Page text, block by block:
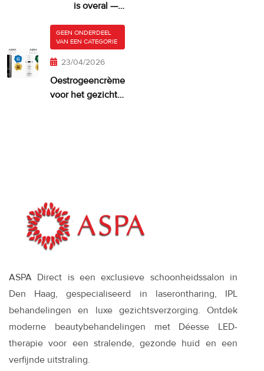
is overal —
je huid er
misschien
te veel van?
GEEN ONDERDEEL
VAN EEN CATEGORIE
23/04/2026
Oestrogeencrème
voor het gezicht:
ASPA Direct is een exclusieve schoonheidssalon in
Den Haag, gespecialiseerd in laserontharing, IPL
behandelingen en luxe gezichtsverzorging. Ontdek
moderne beautybehandelingen met Déesse LED-
therapie voor een stralende, gezonde huid en een
verfijnde uitstraling.